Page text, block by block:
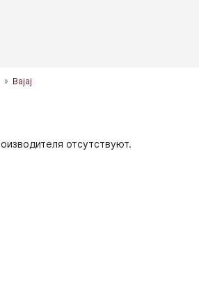
Bajaj
отсутствуют.